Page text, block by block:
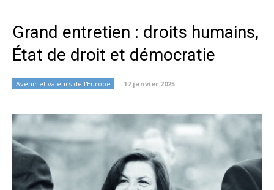
Grand entretien : droits humains,
État de droit et démocratie
Avenir et valeurs de l'Europe 17 janvier 2025